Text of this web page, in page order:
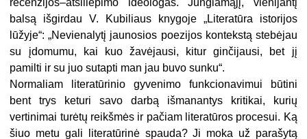
recenzijos–atsiliepimo ideologas. Jungiamąjį, vienijantį
balsą išgirdau V. Kubiliaus knygoje „Literatūra istorijos
lūžyje“: „Nevienalytį jaunosios poezijos kontekstą stebėjau
su įdomumu, kai kuo žavėjausi, kitur ginčijausi, bet jį
pamilti ir su juo sutapti man jau buvo sunku“.
Normaliam literatūrinio gyvenimo funkcionavimui būtini
bent trys keturi savo darbą išmanantys kritikai, kurių
vertinimai turėtų reikšmės ir pačiam literatūros procesui. Ką
šiuo metu gali literatūrinė spauda? Ji moka už parašytą